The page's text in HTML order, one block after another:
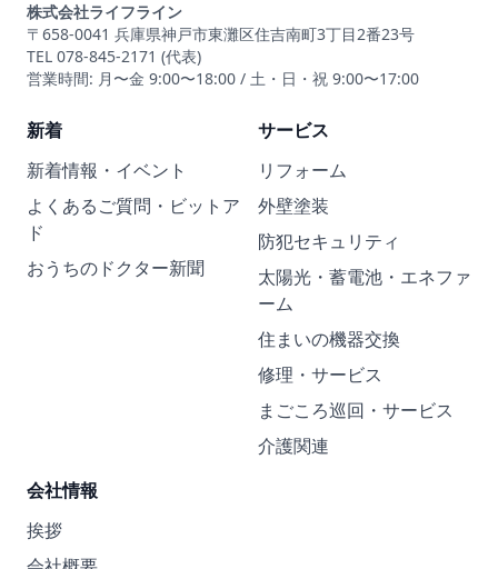
株式会社ライフライン
〒658-0041 兵庫県神戸市東灘区住吉南町3丁目2番23号
TEL 078-845-2171 (代表)
営業時間: 月〜金 9:00〜18:00 / 土・日・祝 9:00〜17:00
新着
新着情報・イベント
よくあるご質問・ビットア
ド
おうちのドクター新聞
サービス
リフォーム
外壁塗装
防犯セキュリティ
太陽光・蓄電池・エネファ
ーム
住まいの機器交換
修理・サービス
まごころ巡回・サービス
介護関連
会社情報
挨拶